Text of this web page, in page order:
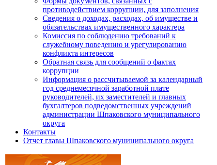
противодействием коррупции, для заполнения
Сведения о доходах, расходах, об имуществе и
обязательствах имущественного характера
Комиссия по соблюдению требований к
служебному поведению и урегулированию
конфликта интересов
Обратная связь для сообщений о фактах
коррупции
Информация о рассчитываемой за календарный
год среднемесячной заработной плате
руководителей, их заместителей и главных
бухгалтеров подведомственных учреждений
администрации Шпаковского муниципального
округа
Контакты
Отчет главы Шпаковского муниципального округа